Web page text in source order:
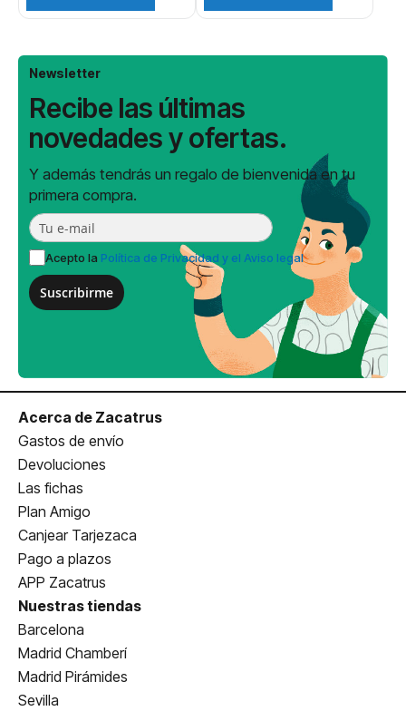
Newsletter
Recibe las últimas
novedades y ofertas.
Y además tendrás un regalo de bienvenida en tu
primera compra.
Acepto la Política de Privacidad y el Aviso legal
Suscribirme
Acerca de Zacatrus
Gastos de envío
Devoluciones
Las fichas
Plan Amigo
Canjear Tarjezaca
Pago a plazos
APP Zacatrus
Nuestras tiendas
Barcelona
Madrid Chamberí
Madrid Pirámides
Sevilla